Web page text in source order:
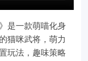
是一款萌喵化身
猫咪武将，萌力
玩法，趣味策略